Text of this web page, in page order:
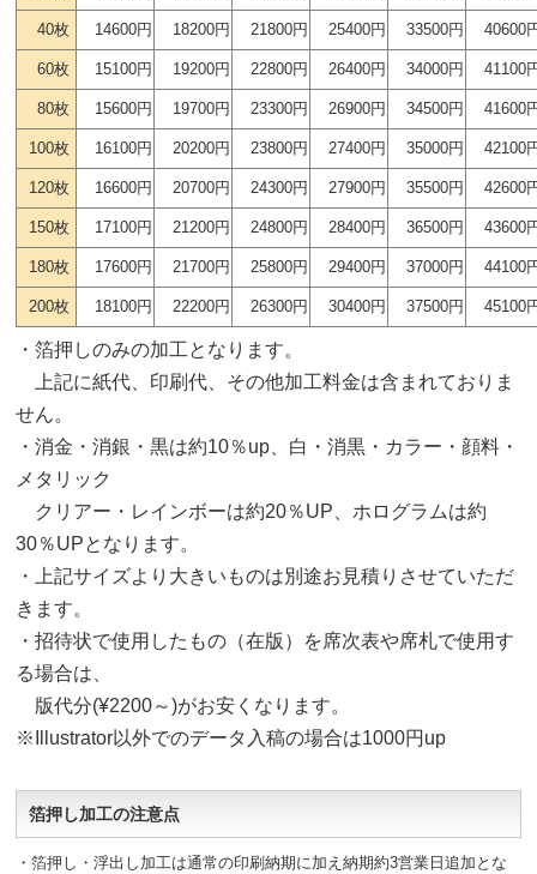
40枚 14600円 18200円 21800円 25400円 33500円 40600
60枚 15100円 19200円 22800円 26400円 34000円 41100
80枚 15600円 19700円 23300円 26900円 34500円 41600
100枚 16100円 20200円 23800円 27400円 35000円 42100
120枚 16600円 20700円 24300円 27900円 35500円 42600
150枚 17100円 21200円 24800円 28400円 36500円 43600
180枚 17600円 21700円 25800円 29400円 37000円 44100
200枚 18100円 22200円 26300円 30400円 37500円 45100
・箔押しのみの加工となります。
上記に紙代、印刷代、その他加工料金は含まれておりま
せん。
・消金・消銀・黒は約10％up、白・消黒・カラー・顔料・
メタリック
クリアー・レインボーは約20％UP、ホログラムは約
30％UPとなります。
・上記サイズより大きいものは別途お見積りさせていただ
きます。
・招待状で使用したもの（在版）を席次表や席札で使用す
る場合は、
版代分(¥2200～)がお安くなります。
※Illustrator以外でのデータ入稿の場合は1000円up
箔押し加工の注意点
・箔押し・浮出し加工は通常の印刷納期に加え納期約3営業日追加とな